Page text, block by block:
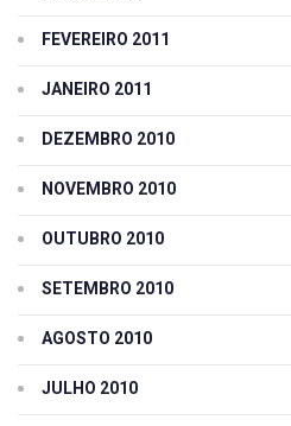
FEVEREIRO 2011
JANEIRO 2011
DEZEMBRO 2010
NOVEMBRO 2010
OUTUBRO 2010
SETEMBRO 2010
AGOSTO 2010
JULHO 2010